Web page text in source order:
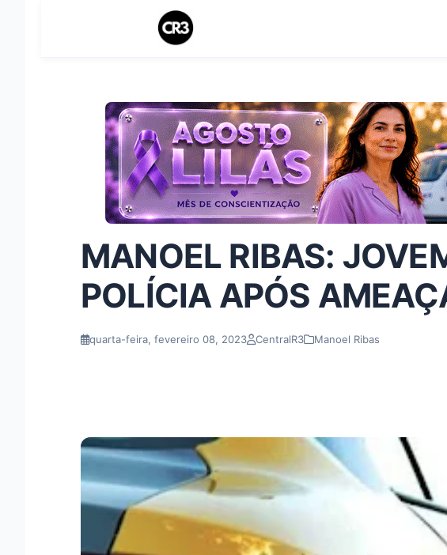
MANOEL RIBAS:
POLÍCIA APÓS
quarta-feira, fevereiro 08, 2023 CentralR3 Manoel Ribas